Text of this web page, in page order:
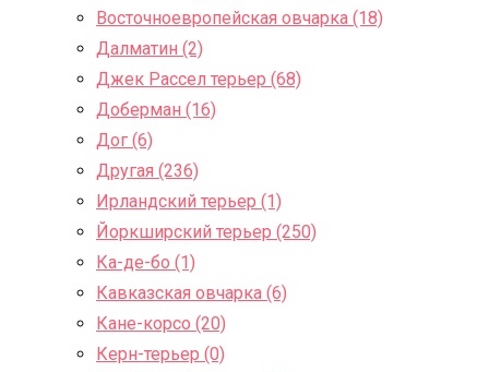
Восточноевропейская овчарка (18)
Далматин (2)
Джек Рассел терьер (68)
Доберман (16)
Дог (6)
Другая (236)
Ирландский терьер (1)
Йоркширский терьер (250)
Ка-де-бо (1)
Кавказская овчарка (6)
Кане-корсо (20)
Керн-терьер (0)